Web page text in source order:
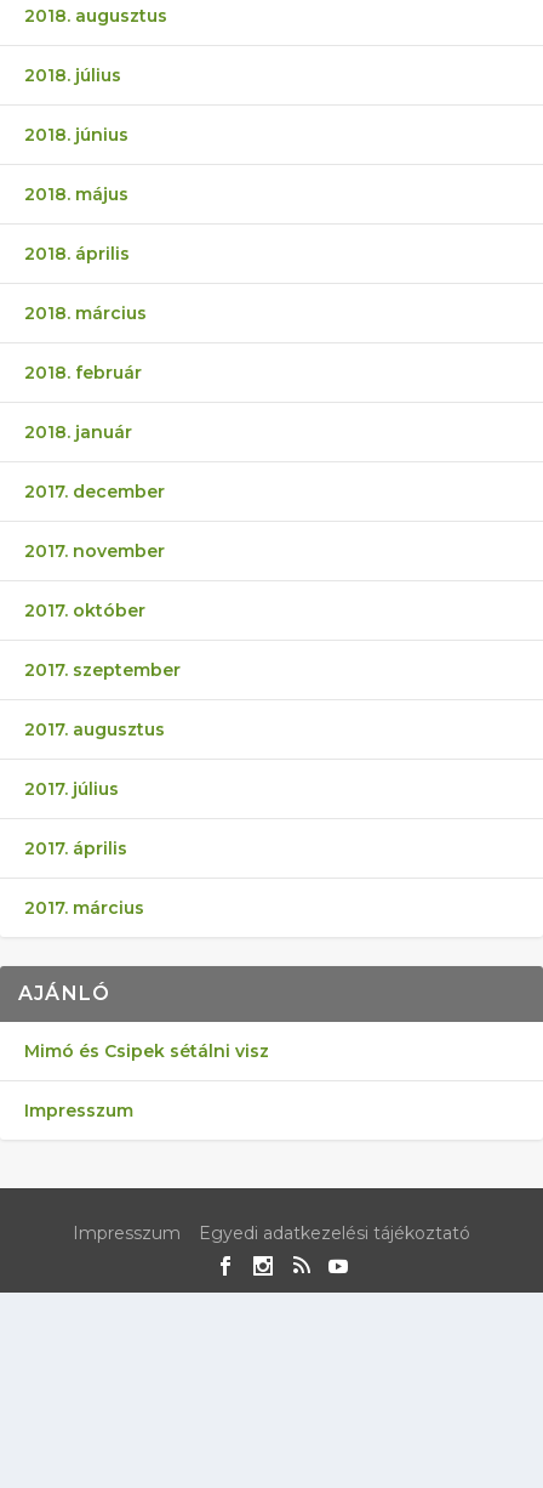
2018. augusztus
2018. július
2018. június
2018. május
2018. április
2018. március
2018. február
2018. január
2017. december
2017. november
2017. október
2017. szeptember
2017. augusztus
2017. július
2017. április
2017. március
AJÁNLÓ
Mimó és Csipek sétálni visz
Impresszum
Impresszum Egyedi adatkezelési tájékoztató